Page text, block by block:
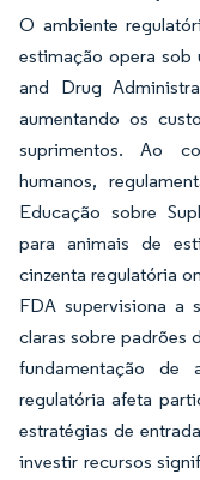
O ambiente
estimação opera sob
and Drug
aumentando os
suprimentos. Ao
humanos,
Educação sobre
para animais de
cinzenta regulatória
FDA supervisiona a
claras sobre padrões
fundamentação de
regulatória afeta
estratégias de
investir recursos